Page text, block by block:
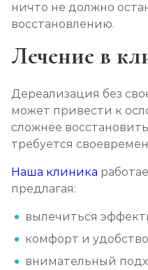
ничто не должно
восстановлению.
Лечение в
Дереализация без
может привести к
сложнее
требуется
Наша клиника
предлагая:
вылечиться
комфорт и
внимательный